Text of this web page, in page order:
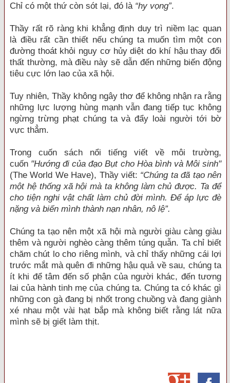
Chỉ có một thứ còn sót lại, đó là “hy vọng”.
Thầy rất rõ ràng khi khẳng định duy trì niềm lạc quan
là điều rất cần thiết nếu chúng ta muốn tìm một con
đường thoát khỏi nguy cơ hủy diệt do khí hậu thay đổi
thất thường, mà điều này sẽ dẫn đến những biến động
tiêu cực lớn lao của xã hội.
Tuy nhiên, Thầy không ngây thơ để không nhận ra rằng
những lực lượng hùng mạnh vẫn đang tiếp tục không
ngừng trừng phạt chúng ta và đẩy loài người tới bờ
vực thẳm.
Trong cuốn sách nổi tiếng viết về môi trường,
cuốn "Hướng đi của đạo Bụt cho Hòa bình và Môi sinh"
(The World We Have), Thầy viết: “Chúng ta đã tạo nên
một hệ thống xã hội mà ta không làm chủ được. Ta để
cho tiện nghi vật chất làm chủ đời mình. Để áp lực đè
nặng và biến mình thành nạn nhân, nô lệ”.
Chúng ta tạo nên một xã hội mà người giàu càng giàu
thêm và người nghèo càng thêm túng quẫn. Ta chỉ biết
chăm chút lo cho riêng mình, và chỉ thấy những cái lợi
trước mắt mà quên đi những hậu quả về sau, chúng ta
ít khi để tâm đến số phận của người khác, đến tương
lai của hành tinh mẹ của chúng ta. Chúng ta có khác gì
những con gà đang bị nhốt trong chuồng và đang giành
xé nhau một vài hạt bắp mà không biết rằng lát nữa
mình sẽ bị giết làm thịt.